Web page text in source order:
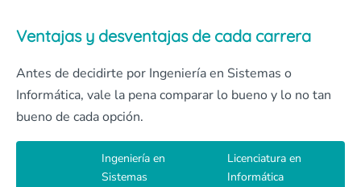
Ventajas y desventajas de cada carrera
Antes de decidirte por Ingeniería en Sistemas o
Informática, vale la pena comparar lo bueno y lo no tan
bueno de cada opción.
Ingeniería en
Sistemas
Licenciatura en
Informática